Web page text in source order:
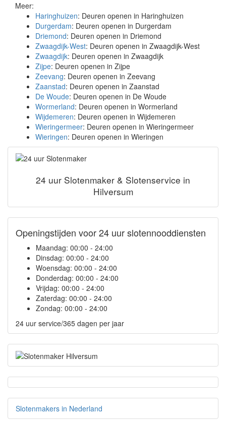
Meer:
Haringhuizen: Deuren openen in Haringhuizen
Durgerdam: Deuren openen in Durgerdam
Driemond: Deuren openen in Driemond
Zwaagdijk-West: Deuren openen in Zwaagdijk-West
Zwaagdijk: Deuren openen in Zwaagdijk
Zijpe: Deuren openen in Zijpe
Zeevang: Deuren openen in Zeevang
Zaanstad: Deuren openen in Zaanstad
De Woude: Deuren openen in De Woude
Wormerland: Deuren openen in Wormerland
Wijdemeren: Deuren openen in Wijdemeren
Wieringermeer: Deuren openen in Wieringermeer
Wieringen: Deuren openen in Wieringen
24 uur Slotenmaker & Slotenservice in
Hilversum
Openingstijden voor 24 uur slotennooddiensten
Maandag: 00:00 - 24:00
Dinsdag: 00:00 - 24:00
Woensdag: 00:00 - 24:00
Donderdag: 00:00 - 24:00
Vrijdag: 00:00 - 24:00
Zaterdag: 00:00 - 24:00
Zondag: 00:00 - 24:00
24 uur service/365 dagen per jaar
Slotenmakers in Nederland